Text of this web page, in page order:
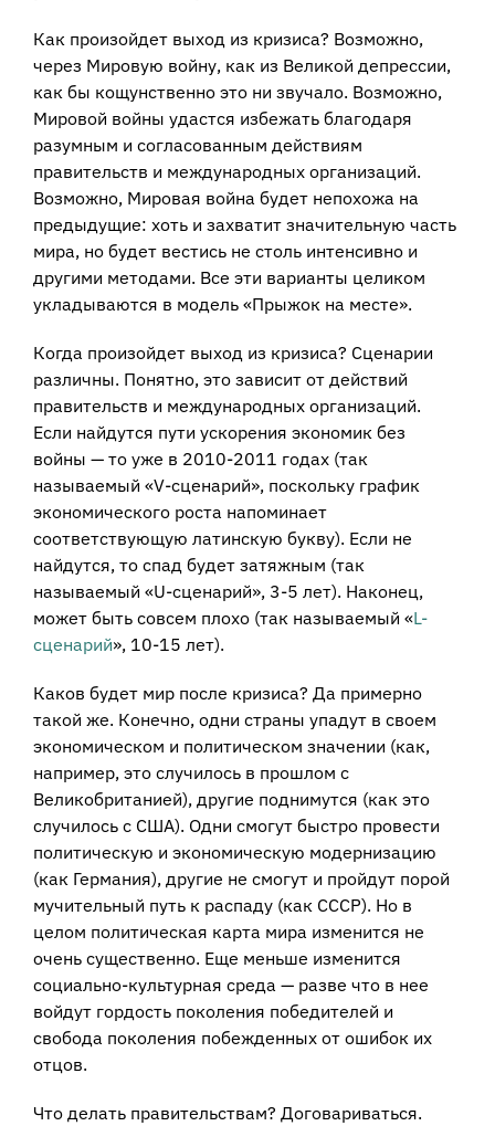
Как произойдет выход из кризиса? Возможно,
через Мировую войну, как из Великой депрессии,
как бы кощунственно это ни звучало. Возможно,
Мировой войны удастся избежать благодаря
разумным и согласованным действиям
правительств и международных организаций.
Возможно, Мировая война будет непохожа на
предыдущие: хоть и захватит значительную часть
мира, но будет вестись не столь интенсивно и
другими методами. Все эти варианты целиком
укладываются в модель «Прыжок на месте».
Когда произойдет выход из кризиса? Сценарии
различны. Понятно, это зависит от действий
правительств и международных организаций.
Если найдутся пути ускорения экономик без
войны — то уже в 2010-2011 годах (так
называемый «V-сценарий», поскольку график
экономического роста напоминает
соответствующую латинскую букву). Если не
найдутся, то спад будет затяжным (так
называемый «U-сценарий», 3-5 лет). Наконец,
может быть совсем плохо (так называемый «L-
сценарий», 10-15 лет).
Каков будет мир после кризиса? Да примерно
такой же. Конечно, одни страны упадут в своем
экономическом и политическом значении (как,
например, это случилось в прошлом с
Великобританией), другие поднимутся (как это
случилось с США). Одни смогут быстро провести
политическую и экономическую модернизацию
(как Германия), другие не смогут и пройдут порой
мучительный путь к распаду (как СССР). Но в
целом политическая карта мира изменится не
очень существенно. Еще меньше изменится
социально-культурная среда — разве что в нее
войдут гордость поколения победителей и
свобода поколения побежденных от ошибок их
отцов.
Что делать правительствам? Договариваться.